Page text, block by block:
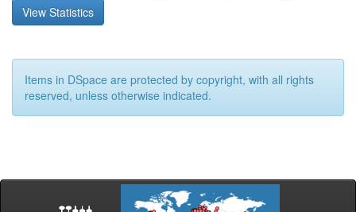
View Statistics
Items in DSpace are protected by copyright, with all rights
reserved, unless otherwise indicated.